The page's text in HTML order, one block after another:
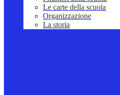
Le carte della scuola
Organizzazione
La storia